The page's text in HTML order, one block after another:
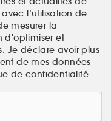
l’utilisation de
mesurer la
d'optimiser et
Je déclare avoir plus
de mes données
de confidentialité .